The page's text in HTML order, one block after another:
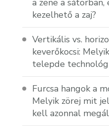
a zene a sátorban,
kezelhető a zaj?
Vertikális vs.
keverőkocsi:
telepde
Furcsa hangok a
Melyik zörej mit
kell azonnal